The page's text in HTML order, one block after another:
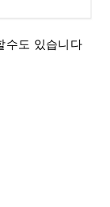
수도 있습니다